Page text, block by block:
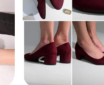
3 550 грн
Туфлі жіночі
4